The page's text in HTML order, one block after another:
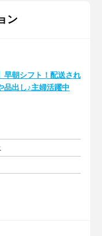
ン
早朝シフト！配送され
品出し♪主婦活躍中